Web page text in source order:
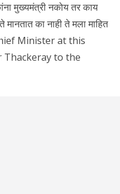
मुख्यमंत्री नकोय तर काय
का नाही ते मला माहित
Minister at this
Thackeray to the